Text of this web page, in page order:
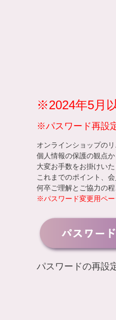
※2024年5月
※パスワード再設
オンラインショップの
個人情報の保護の観点
大変お手数をお掛けいた
これまでのポイント、
何卒ご理解とご協力の
※パスワード変更用ペー
パスワードの再設